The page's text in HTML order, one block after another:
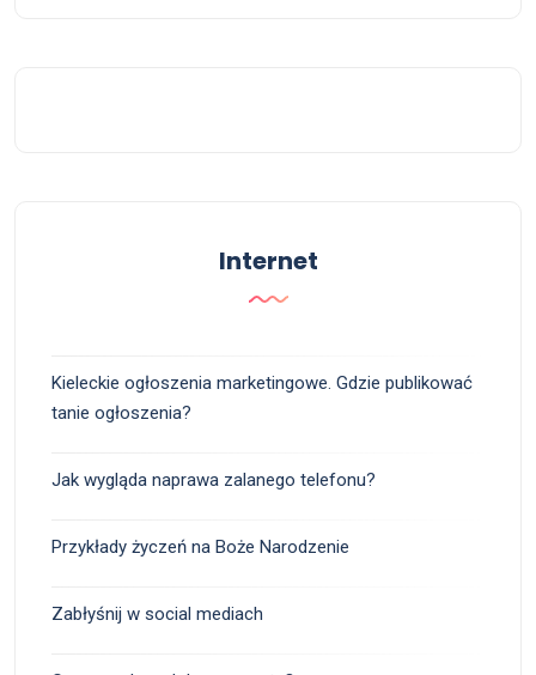
Internet
Kieleckie ogłoszenia marketingowe. Gdzie publikować
tanie ogłoszenia?
Jak wygląda naprawa zalanego telefonu?
Przykłady życzeń na Boże Narodzenie
Zabłyśnij w social mediach